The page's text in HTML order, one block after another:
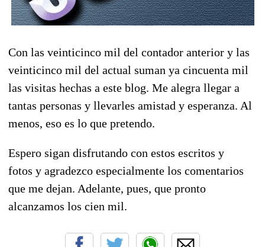
Con las veinticinco mil del contador anterior y las
veinticinco mil del actual suman ya cincuenta mil
las visitas hechas a este blog. Me alegra llegar a
tantas personas y llevarles amistad y esperanza. Al
menos, eso es lo que pretendo.
Espero sigan disfrutando con estos escritos y
fotos y agradezco especialmente los comentarios
que me dejan. Adelante, pues, que pronto
alcanzamos los cien mil.